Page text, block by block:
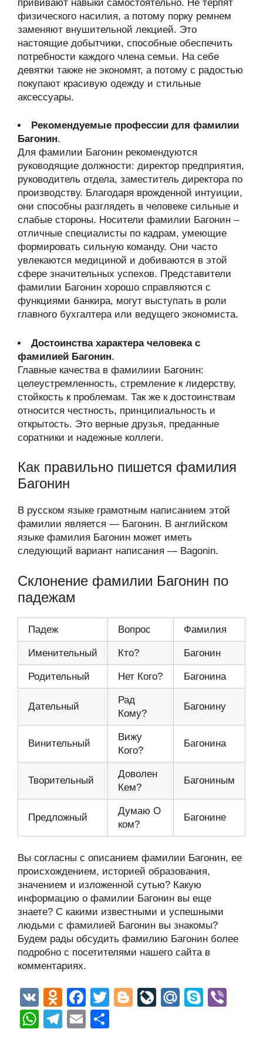
прививают навыки самостоятельно. Не терпят
физического насилия, а потому порку ремнем
заменяют внушительной лекцией. Это
настоящие добытчики, способные обеспечить
потребности каждого члена семьи. На себе
девятки также не экономят, а потому с радостью
покупают красивую одежду и стильные
аксессуары.
Рекомендуемые профессии для фамилии
Багонин.
Для фамилии Багонин рекомендуются
руководящие должности: директор предприятия,
руководитель отдела, заместитель директора по
производству. Благодаря врожденной интуиции,
они способны разглядеть в человеке сильные и
слабые стороны. Носители фамилии Багонин –
отличные специалисты по кадрам, умеющие
формировать сильную команду. Они часто
увлекаются медициной и добиваются в этой
сфере значительных успехов. Представители
фамилии Багонин хорошо справляются с
функциями банкира, могут выступать в роли
главного бухгалтера или ведущего экономиста.
Достоинства характера человека с
фамилией Багонин.
Главные качества в фамилиии Багонин:
целеустремленность, стремление к лидерству,
стойкость к проблемам. Так же к достоинствам
относится честность, принципиальность и
открытость. Это верные друзья, преданные
соратники и надежные коллеги.
Как правильно пишется фамилия
Багонин
В русском языке грамотным написанием этой
фамилии является — Багонин. В английском
языке фамилия Багонин может иметь
следующий вариант написания — Bagonin.
Склонение фамилии Багонин по
падежам
Падеж Вопрос Фамилия
Именительный Кто? Багонин
Родительный Нет Кого? Багонина
Дательный
Рад
Кому?
Багонину
Винительный
Вижу
Кого?
Багонина
Творительный
Доволен
Кем?
Багониным
Предложный
Думаю О
ком?
Багонине
Вы согласны с описанием фамилии Багонин, ее
происхождением, историей образования,
значением и изложенной сутью? Какую
информацию о фамилии Багонин вы еще
знаете? С какими известными и успешными
людьми с фамилией Багонин вы знакомы?
Будем рады обсудить фамилию Багонин более
подробно с посетителями нашего сайта в
комментариях.
V
K
O
d
n
F
a
c
T
Bl Li
M S
W T
E